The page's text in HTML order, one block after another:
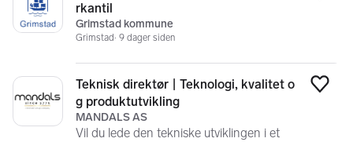
rkantil
Grimstad kommune
Grimstad 9 dager siden
Teknisk direktør | Teknologi, kvalitet o
g produktutvikling
MANDALS AS
Vil du lede den tekniske utviklingen i et